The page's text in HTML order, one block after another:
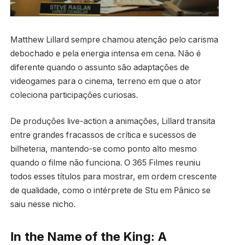
Matthew Lillard sempre chamou atenção pelo carisma
debochado e pela energia intensa em cena. Não é
diferente quando o assunto são adaptações de
videogames para o cinema, terreno em que o ator
coleciona participações curiosas.
De produções live-action a animações, Lillard transita
entre grandes fracassos de crítica e sucessos de
bilheteria, mantendo-se como ponto alto mesmo
quando o filme não funciona. O 365 Filmes reuniu
todos esses títulos para mostrar, em ordem crescente
de qualidade, como o intérprete de Stu em Pânico se
saiu nesse nicho.
In the Name of the King: A